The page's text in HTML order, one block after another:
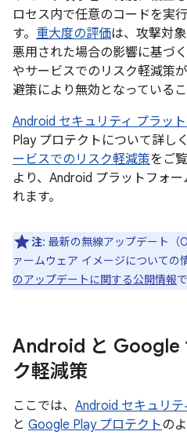
ロセス内で任意のコードを実
す。 重大度の評価は、攻撃対
悪用された場合の影響に基づ
やサービスでのリスク軽減策
避策により無効となっている
Android セキュリティ プラッ
Play プロテクトについて詳しく
ービスでのリスク軽減策をご
より、Android プラットフォ
れます。
注: 最新の無線アップデート（
ァームウェア イメージについての
のアップデートに関する公開情報
Android と Google
ク軽減策
ここでは、 Android セキュリ
と Google Play プロテクトの